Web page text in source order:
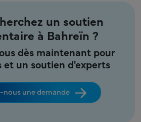
un soutien
à Bahreïn ?
dès maintenant pour
et un soutien d'experts
nous une demande